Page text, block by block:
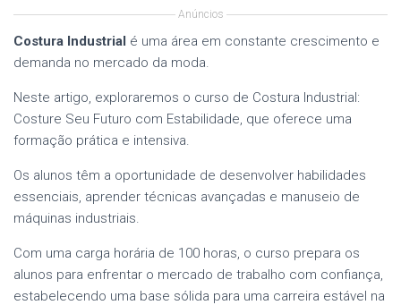
V
Anúncios
Costura Industrial é uma área em constante crescimento e
demanda no mercado da moda.
Neste artigo, exploraremos o curso de Costura Industrial:
Costure Seu Futuro com Estabilidade, que oferece uma
formação prática e intensiva.
Os alunos têm a oportunidade de desenvolver habilidades
essenciais, aprender técnicas avançadas e manuseio de
máquinas industriais.
Com uma carga horária de 100 horas, o curso prepara os
alunos para enfrentar o mercado de trabalho com confiança,
estabelecendo uma base sólida para uma carreira estável na